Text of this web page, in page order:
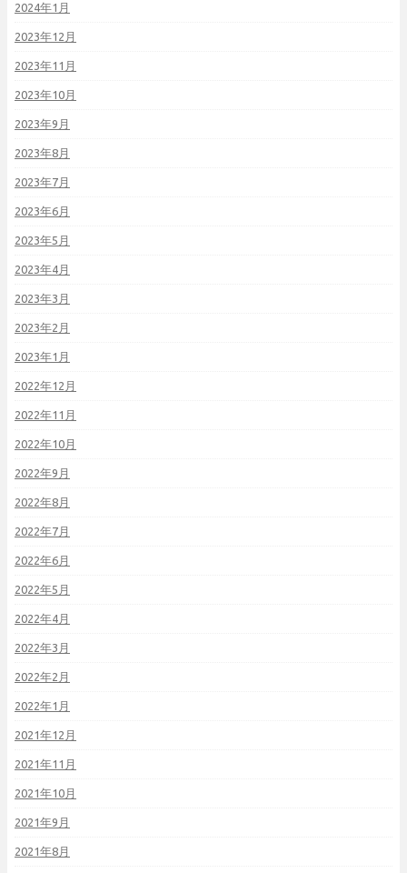
2024年1月
2023年12月
2023年11月
2023年10月
2023年9月
2023年8月
2023年7月
2023年6月
2023年5月
2023年4月
2023年3月
2023年2月
2023年1月
2022年12月
2022年11月
2022年10月
2022年9月
2022年8月
2022年7月
2022年6月
2022年5月
2022年4月
2022年3月
2022年2月
2022年1月
2021年12月
2021年11月
2021年10月
2021年9月
2021年8月